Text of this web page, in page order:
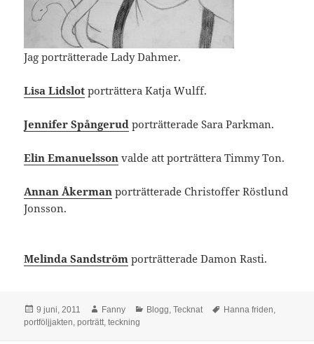
Jag porträtterade Lady Dahmer.
Lisa Lidslot porträttera Katja Wulff.
Jennifer Spångerud porträtterade Sara Parkman.
Elin Emanuelsson valde att porträttera Timmy Ton.
Annan Åkerman porträtterade Christoffer Röstlund
Jonsson.
Melinda Sandström porträtterade Damon Rasti.
Postat
9 juni, 2011 Författare
Fanny Kategorier
Blogg,Tecknat Taggar
Hanna friden,
portföljjakten,porträtt,teckning